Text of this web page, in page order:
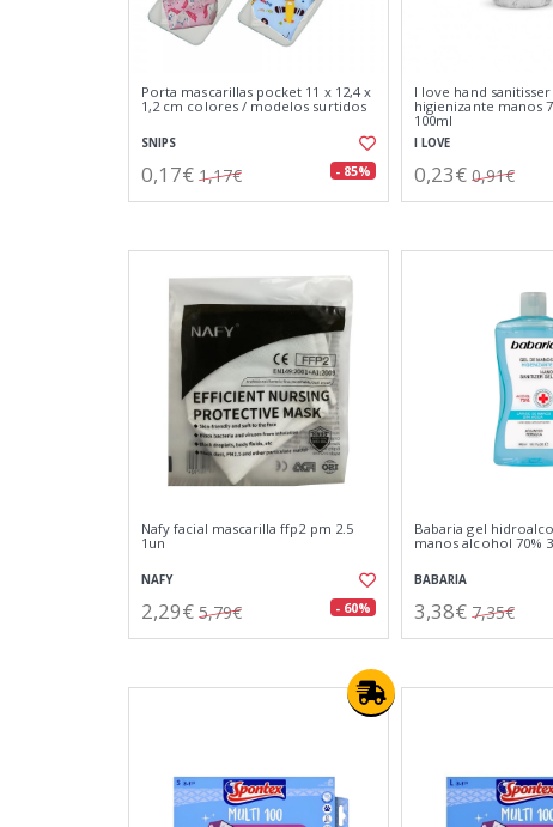
Porta mascarillas pocket 11 x 12,4 x
1,2 cm colores / modelos surtidos
SNIPS
0,17€ 1,17€ - 85%
I love hand sanitisser
higienizante manos
100ml
I LOVE
0,23€ 0,91€
Nafy facial mascarilla ffp2 pm 2.5
1un
NAFY
2,29€ 5,79€ - 60%
Babaria gel
manos alcohol 70%
BABARIA
3,38€ 7,35€